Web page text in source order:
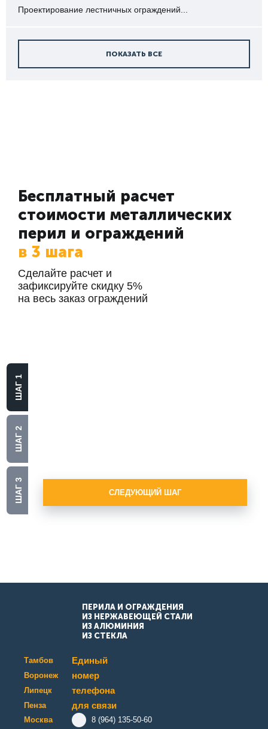
Проектирование лестничных ограждений...
ПОКАЗАТЬ ВСЕ
Бесплатный расчет
стоимости металлических
перил и ограждений
в 3 шага
Сделайте расчет и
зафиксируйте скидку 5%
на весь заказ ограждений
ШАГ 3
ШАГ 2
ШАГ 1
СЛЕДУЮЩИЙ ШАГ
ПЕРИЛА И ОГРАЖДЕНИЯ
ИЗ НЕРЖАВЕЮЩЕЙ СТАЛИ
ИЗ АЛЮМИНИЯ
ИЗ СТЕКЛА
Тамбов Единый
Воронеж номер
Липецк телефона
Пенза для связи
Москва 8 (964) 135-50-60